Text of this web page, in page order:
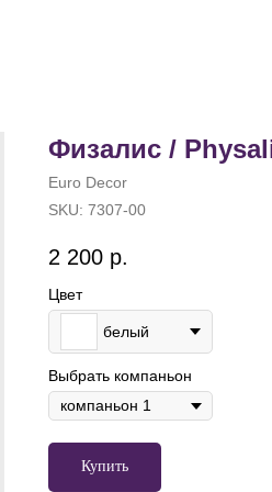
Физалис /
Euro Decor
SKU: 7307-00
2 200 р.
Цвет
белый
Выбрать компаньон
Купить